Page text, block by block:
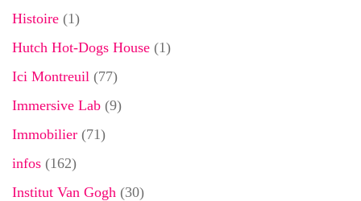
Histoire (1)
Hutch Hot-Dogs House (1)
Ici Montreuil (77)
Immersive Lab (9)
Immobilier (71)
infos (162)
Institut Van Gogh (30)